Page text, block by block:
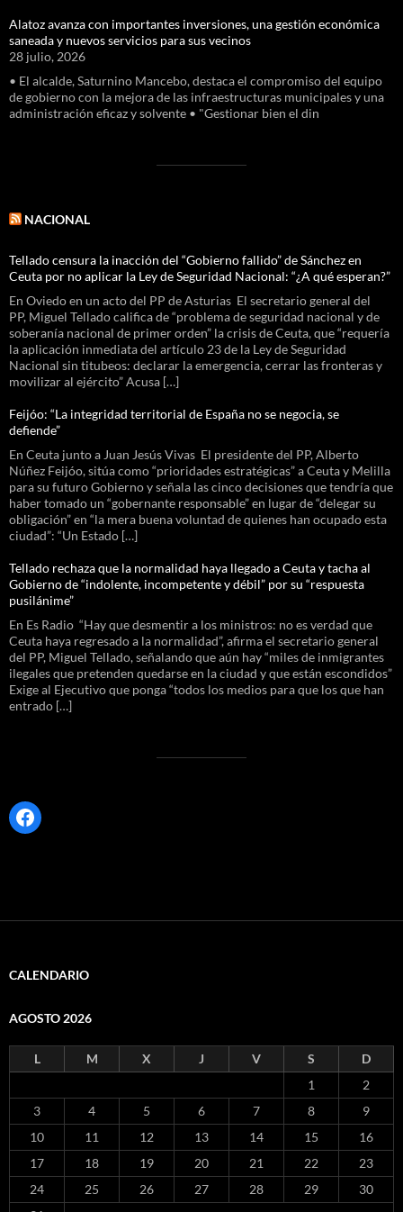
Alatoz avanza con importantes inversiones, una gestión económica
saneada y nuevos servicios para sus vecinos
28 julio, 2026
• El alcalde, Saturnino Mancebo, destaca el compromiso del equipo
de gobierno con la mejora de las infraestructuras municipales y una
administración eficaz y solvente • "Gestionar bien el din
NACIONAL
Tellado censura la inacción del “Gobierno fallido” de Sánchez en
Ceuta por no aplicar la Ley de Seguridad Nacional: “¿A qué esperan?”
En Oviedo en un acto del PP de Asturias El secretario general del
PP, Miguel Tellado califica de “problema de seguridad nacional y de
soberanía nacional de primer orden” la crisis de Ceuta, que “requería
la aplicación inmediata del artículo 23 de la Ley de Seguridad
Nacional sin titubeos: declarar la emergencia, cerrar las fronteras y
movilizar al ejército” Acusa […]
Feijóo: “La integridad territorial de España no se negocia, se
defiende”
En Ceuta junto a Juan Jesús Vivas El presidente del PP, Alberto
Núñez Feijóo, sitúa como “prioridades estratégicas” a Ceuta y Melilla
para su futuro Gobierno y señala las cinco decisiones que tendría que
haber tomado un “gobernante responsable” en lugar de “delegar su
obligación” en “la mera buena voluntad de quienes han ocupado esta
ciudad”: “Un Estado […]
Tellado rechaza que la normalidad haya llegado a Ceuta y tacha al
Gobierno de “indolente, incompetente y débil” por su “respuesta
pusilánime”
En Es Radio “Hay que desmentir a los ministros: no es verdad que
Ceuta haya regresado a la normalidad”, afirma el secretario general
del PP, Miguel Tellado, señalando que aún hay “miles de inmigrantes
ilegales que pretenden quedarse en la ciudad y que están escondidos”
Exige al Ejecutivo que ponga “todos los medios para que los que han
entrado […]
Facebook
CALENDARIO
AGOSTO 2026
L M X J V S
D
1
2
3
4 5 6 7 8
9
10
11 12 13 14 15
16
17
18 19 20 21 22
23
24
25 26 27 28 29
30